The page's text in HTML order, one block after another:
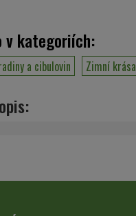
v kategoriích:
a cibulovin Zimní krása